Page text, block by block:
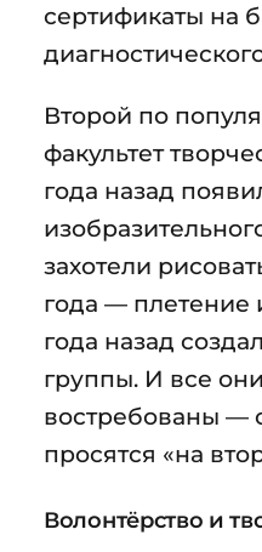
сертификаты на
Второй по
факультет
года назад
захотели
года — плетение
года назад
группы. И все
востребованы —
просятся «на
Волонтёрство и